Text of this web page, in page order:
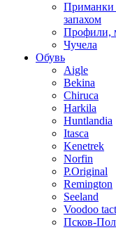
Приманки
запахом
Профили,
Чучела
Обувь
Aigle
Bekina
Chiruсa
Harkila
Huntlandia
Itasca
Kenetrek
Norfin
P.Original
Remington
Seeland
Voodoo
Псков-